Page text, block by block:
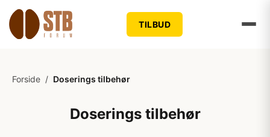
TILBUD
Forside / Doserings tilbehør
Doserings tilbehør